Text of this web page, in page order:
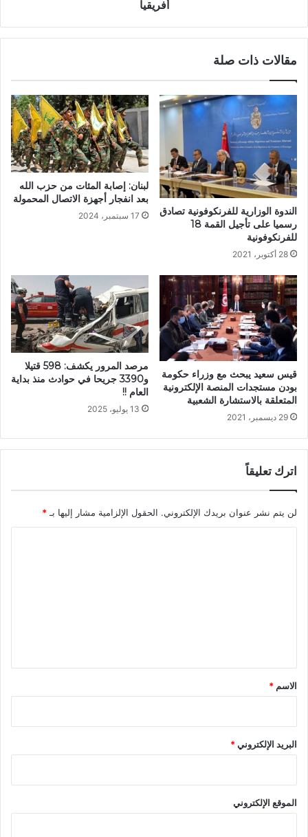
أفريقيا
مقالات ذات صلة
الندوة الوزارية للفرنكوفونية تصادق
رسميا على تأجيل القمة 18
للفرنكوفونية
28 أكتوبر، 2021
لبنان: إصابة المئات من حزب الله
بعد انفجار أجهزة الاتصال المحمولة
17 سبتمبر، 2024
قيس سعيد يبحث مع وزراء حكومة
بودن مستجدات المنصة الإلكترونية
المتعلقة بالاستشارة الشعبية
29 ديسمبر، 2021
مرصد المرور يكشف: 598 قتيلا
و3390 جريحا في حوادث منذ بداية
العام !!
13 يوليو، 2025
اترك تعليقاً
لن يتم نشر عنوان بريدك الإلكتروني. الحقول الإلزامية مشار إليها بـ *
*
الاسم *
البريد الإلكتروني*
الموقع الإلكتروني